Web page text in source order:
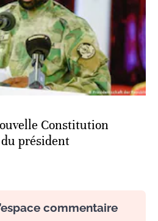
Constitution
président
commentaire